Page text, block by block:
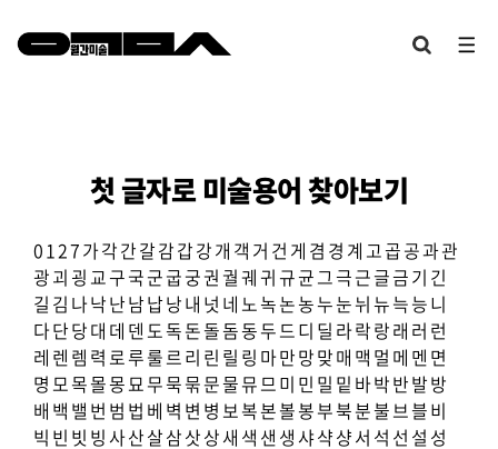
첫 글자로 미술용어 찾아보기
0 1 27가각간갈감갑강개 객 거 건 게 겸 경 계 고곱공과관
광괴 굉 교구국군굽궁권 궐궤귀규균그극근글금기 긴
길 김 나낙난남납낭내 넛 네 노녹논농누눈뉘뉴늑능니
다단당대 데 덴 도독돈돌돔동두드디 딜 라락랑래 러 런
레 렌 렘 력 로루룰르리 린 릴 링 마만망맞매 맥 멀 메 멘 면
명 모목몰몽묘무묵묶문물뮤므미 민 밀 밑 바박반발방
배 백 밸 번 범 법 베 벽 변 병 보복본볼봉부북분불브블비
빅 빈 빗 빙사산살삼삿상새 색 샌 생샤샥샹서 석 선 설 성